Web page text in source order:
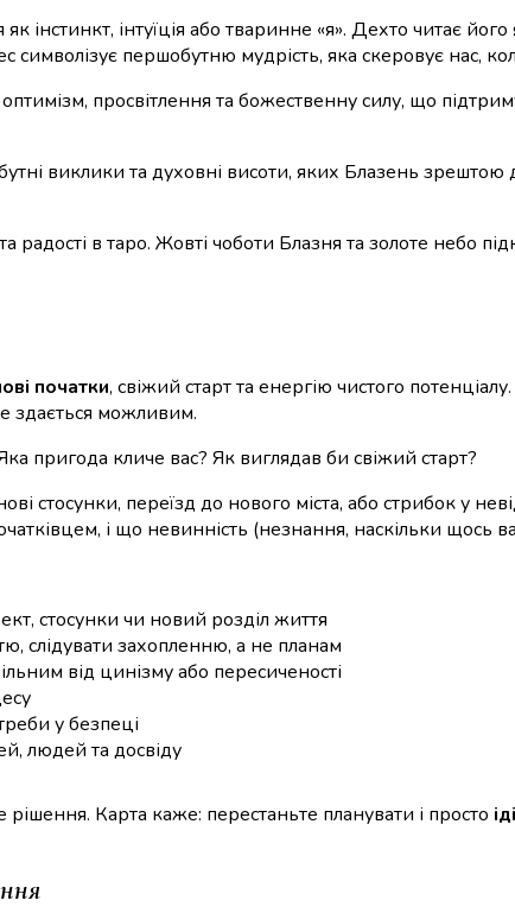
інстинкт, інтуїція або тваринне «я». Дехто читає
першобутню мудрість, яка скеровує нас,
просвітлення та божественну силу, що
виклики та духовні висоти, яких Блазень
радості в таро. Жовті чоботи Блазня та золоте небо
початки, свіжий старт та енергію чистого
здається можливим.
пригода кличе вас? Як виглядав би свіжий старт?
стосунки, переїзд до нового міста, або стрибок у
і що невинність (незнання, наскільки щось
стосунки чи новий розділ життя
слідувати захопленню, а не планам
від цинізму або пересиченості
у безпеці
людей та досвіду
рішення. Карта каже: перестаньте планувати і просто